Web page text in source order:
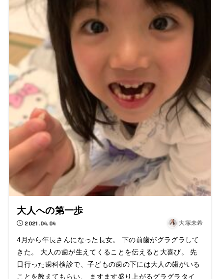
大人への第一歩
2021.04.04 大塚未希
4月から年長さんになった長女。 下の前歯がグラグラして
きた。 大人の歯が生えてくることを伝えると大喜び。 先
日行った歯科検診で、子どもの歯の下には大人の歯がいる
ことを教えてもらい、 ますます盛り上がるグラグラタイ